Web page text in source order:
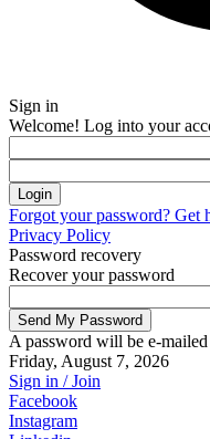
Sign in
Welcome! Log into your
Forgot your password? Get
Privacy Policy
Password recovery
Recover your password
A password will be e-
Friday, August 7, 2026
Sign in / Join
Facebook
Instagram